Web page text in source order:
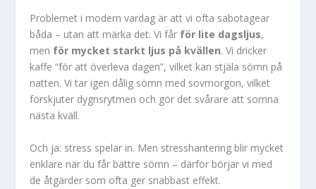
Problemet i modern vardag är att vi ofta sabotagear
båda – utan att märka det. Vi får för lite dagsljus,
men för mycket starkt ljus på kvällen. Vi dricker
kaffe “för att överleva dagen”, vilket kan stjäla sömn på
natten. Vi tar igen dålig sömn med sovmorgon, vilket
förskjuter dygnsrytmen och gör det svårare att somna
nästa kväll.
Och ja: stress spelar in. Men stresshantering blir mycket
enklare när du får bättre sömn – därför börjar vi med
de åtgärder som ofta ger snabbast effekt.